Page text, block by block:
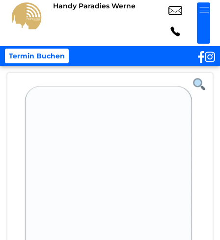
Handy Paradies Werne
Termin Buchen